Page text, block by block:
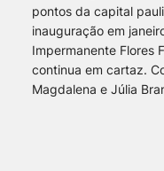
pontos da capital
inauguração em
Impermanente Flores
continua em cartaz.
Magdalena e Júlia